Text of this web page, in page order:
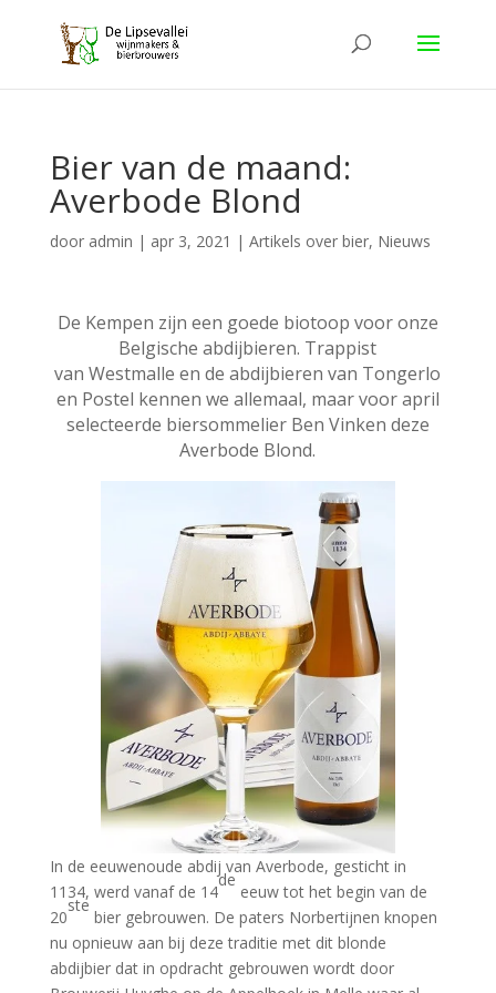
Bier van de maand:
Averbode Blond
door admin | apr 3, 2021 | Artikels over bier, Nieuws
De Kempen zijn een goede biotoop voor onze
Belgische abdijbieren. Trappist
van Westmalle en de abdijbieren van Tongerlo
en Postel kennen we allemaal, maar voor april
selecteerde biersommelier Ben Vinken deze
Averbode Blond.
In de eeuwenoude abdij van Averbode, gesticht in
1134, werd vanaf de 14
de
eeuw tot het begin van de
20
ste
bier gebrouwen. De paters Norbertijnen knopen
nu opnieuw aan bij deze traditie met dit blonde
abdijbier dat in opdracht gebrouwen wordt door